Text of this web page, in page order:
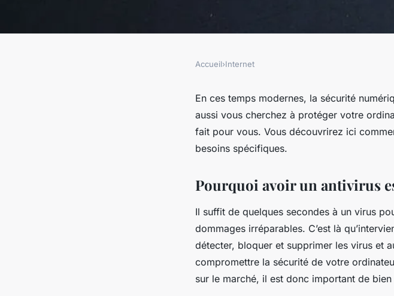
comment choisir un bon
pour son ordinateur
Accueil›Internet
En ces temps modernes, la sécurité
aussi vous cherchez à protéger votre
fait pour vous. Vous découvrirez ici
besoins spécifiques.
Pourquoi avoir un antivirus
Il suffit de quelques secondes à un virus
dommages irréparables. C’est là
détecter, bloquer et supprimer les virus et
compromettre la sécurité de votre
sur le marché, il est donc important de